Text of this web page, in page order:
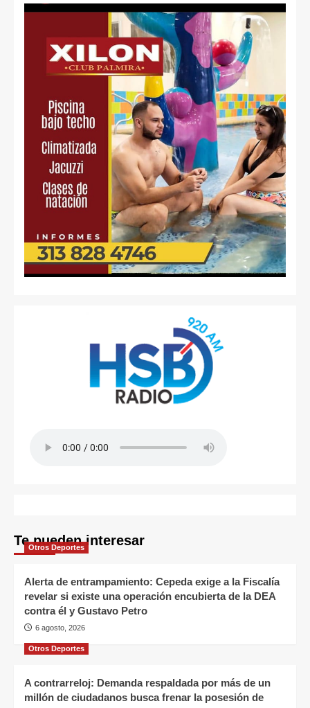
Te pueden interesar
Otros Deportes
Alerta de entrampamiento: Cepeda exige a la Fiscalía
revelar si existe una operación encubierta de la DEA
contra él y Gustavo Petro
6 agosto, 2026
Otros Deportes
A contrarreloj: Demanda respaldada por más de un
millón de ciudadanos busca frenar la posesión de